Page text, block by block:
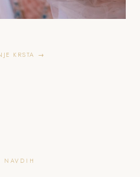
KRSTA →
NAVDIH